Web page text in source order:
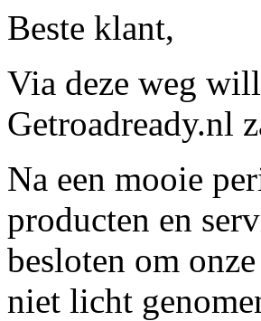
Beste klant,
Via deze weg
Getroadready.nl
Na een mooie
producten en
besloten om
niet licht